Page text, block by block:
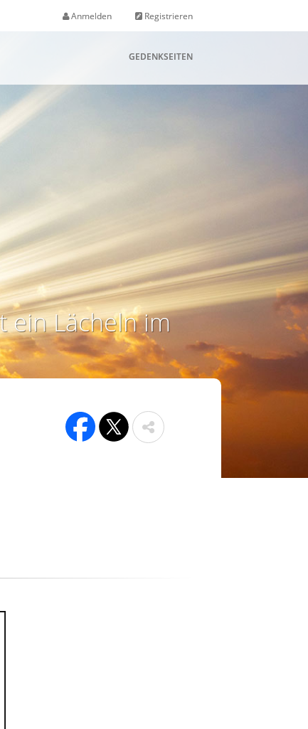
Anmelden Registrieren
GEDENKSEITEN
ein Lächeln im